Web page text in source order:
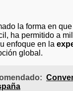
la forma en
ha permitido a
enfoque en la
global.